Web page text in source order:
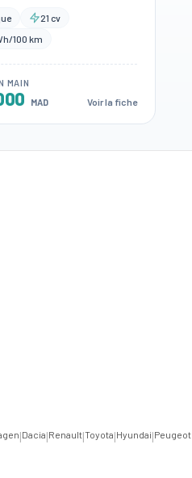
21 cv
100 km
MAIN
MAD Voir la fiche
|Dacia|Renault|Toyota|Hyundai|Peugeot